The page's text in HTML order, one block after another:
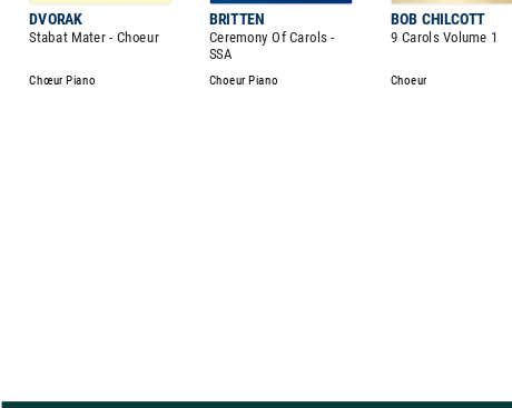
DVORAK BRITTEN BOB CHILCOTT
Stabat Mater - Choeur
Ceremony Of Carols -
SSA
9 Carols Volume 1
Chœur Piano Choeur Piano Choeur